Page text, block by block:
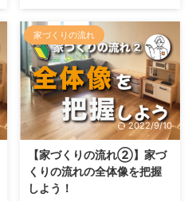
す。 でも、住宅ローンの契約内
容 ...
ます。 現実的な話の第一歩は、
そう、資金計画の作成です。 ま
ずはざっくりで良いので、マイホ
ーム購入のためにどのくらい予算
を掛けれるのかを把握することが
必要になります。 予算によって
買える土地や家の広さこれからの
方針がだいぶ変わってきますの
で、まずはこれが必須なのです。
しかし、人生で初めてのおうちの
購入。 自分の年収に対して、ど
のくらいならお金を貸してもらえ
家づくりの流れ
2022/9/10
【家づくりの流れ②】家づ
くりの流れの全体像を把握
しよう！